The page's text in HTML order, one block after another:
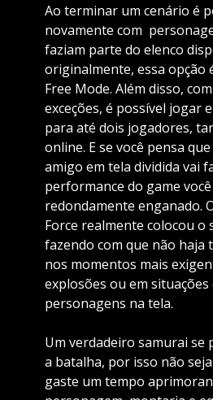
Ao terminar um cenário é
novamente com
faziam parte do elenco
originalmente, essa opção
Free Mode. Além disso,
exceções, é possível jogar
para até dois jogadores,
online. E se você pensa
amigo em tela dividida vai
performance do game
redondamente enganado.
Force realmente colocou o
fazendo com que não haja
nos momentos mais
explosões ou em
personagens na tela.
Um verdadeiro samurai se
a batalha, por isso não
gaste um tempo